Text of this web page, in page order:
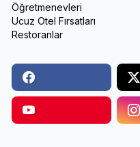
Öğretmenevleri
Ucuz Otel Fırsatları
Restoranlar